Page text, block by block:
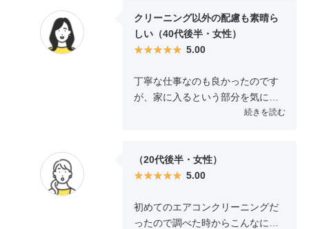
グをしてくれる所を探しました。
小さなところにお願いするのは初
めてだったのですが、親切に色々
きました。エアコンもすっかりキ
レイになってよかったです。
クリーニング以外の配慮も素晴ら
しい（40代後半・女性）
5.00
丁寧な仕事なのも良かったのです
が、家に入るという部分を気に掛
けて下さり物を動かす場合も細か
単に出来る部分は方法を教えて下
さり、なおかつ建具が長持ちする
続きを読む
（20代後半・女性）
5.00
初めてのエアコンクリーニングだ
ったので調べた時からこんなに値